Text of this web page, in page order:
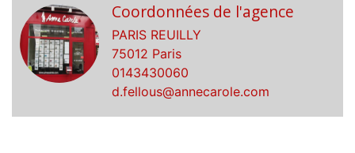
Coordonnées de l'agence
PARIS REUILLY
75012 Paris
0143430060
d.fellous@annecarole.com